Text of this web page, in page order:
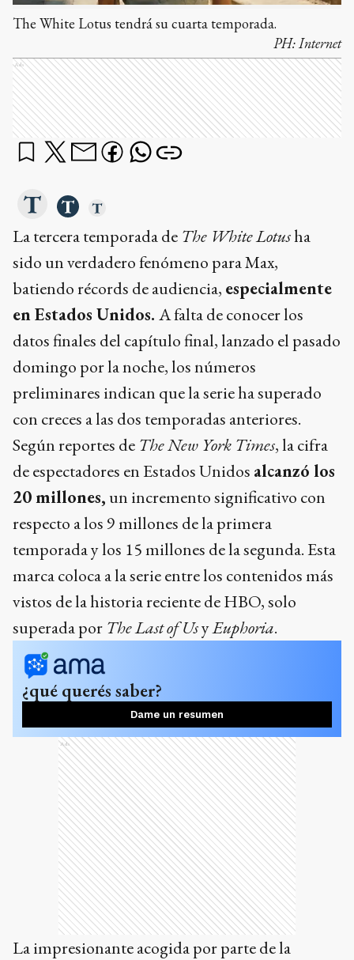
The White Lotus tendrá su cuarta temporada.
PH:Internet
Ads
La tercera temporada de The White Lotusha
sido un verdadero fenómeno para Max,
batiendo récords de audiencia, especialmente
en Estados Unidos. A falta de conocer los
datos finales del capítulo final, lanzado el pasado
domingo por la noche, los números
preliminares indican que la serie ha superado
con creces a las dos temporadas anteriores.
Según reportes de The New York Times, la cifra
de espectadores en Estados Unidos alcanzó los
20 millones,un incremento significativo con
respecto a los 9 millones de la primera
temporada y los 15 millones de la segunda. Esta
marca coloca a la serie entre los contenidos más
vistos de la historia reciente de HBO, solo
superada por The Last of UsyEuphoria.
¿qué querés saber?
Dame un resumen
Ads
La impresionante acogida por parte de la